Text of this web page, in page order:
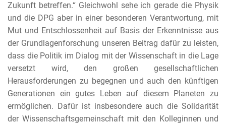
Zukunft betreffen.“ Gleichwohl sehe ich gerade die Physik
und die DPG aber in einer besonderen Verantwortung, mit
Mut und Entschlossenheit auf Basis der Erkenntnisse aus
der Grundlagenforschung unseren Beitrag dafür zu leisten,
dass die Politik im Dialog mit der Wissenschaft in die Lage
versetzt wird, den großen gesellschaftlichen
Herausforderungen zu begegnen und auch den künftigen
Generationen ein gutes Leben auf diesem Planeten zu
ermöglichen. Dafür ist insbesondere auch die Solidarität
der Wissenschaftsgemeinschaft mit den Kolleginnen und